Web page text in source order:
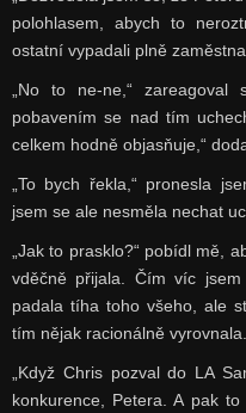
polohlasem, abych to
ostatní vypadali plně
„No to ne-ne,“
pobavením se nad tím
celkem hodně objasňuje,“
„To bych řekla,“ pronesla
jsem se ale nesměla nechat
„Jak to prasklo?“ pobídl mě,
vděčně přijala. Čím víc
padala tíha toho všeho, ale
tím nějak racionálně vyrovnala.
„Když Chris pozval do LA
konkurence, Petera. A pak